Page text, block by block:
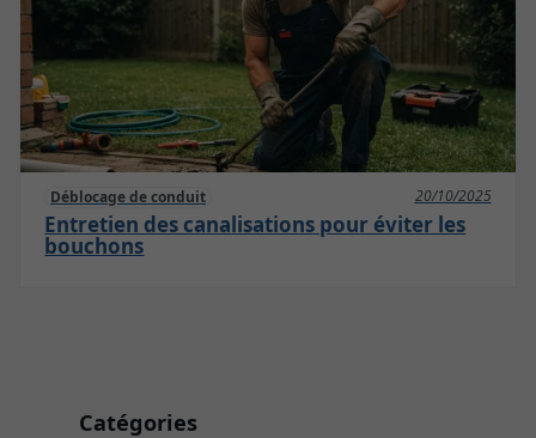
Catégories
Déblocage de conduit 20/10/2025
Entretien des canalisations pour éviter les
bouchons